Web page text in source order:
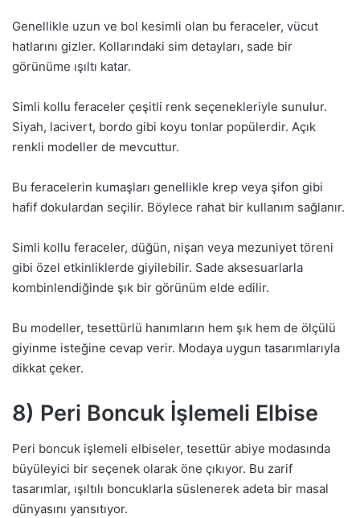
Genellikle uzun ve bol kesimli olan bu feraceler, vücut
hatlarını gizler. Kollarındaki sim detayları, sade bir
görünüme ışıltı katar.
Simli kollu feraceler çeşitli renk seçenekleriyle sunulur.
Siyah, lacivert, bordo gibi koyu tonlar popülerdir. Açık
renkli modeller de mevcuttur.
Bu feracelerin kumaşları genellikle krep veya şifon gibi
hafif dokulardan seçilir. Böylece rahat bir kullanım sağlanır.
Simli kollu feraceler, düğün, nişan veya mezuniyet töreni
gibi özel etkinliklerde giyilebilir. Sade aksesuarlarla
kombinlendiğinde şık bir görünüm elde edilir.
Bu modeller, tesettürlü hanımların hem şık hem de ölçülü
giyinme isteğine cevap verir. Modaya uygun tasarımlarıyla
dikkat çeker.
8) Peri Boncuk İşlemeli Elbise
Peri boncuk işlemeli elbiseler, tesettür abiye modasında
büyüleyici bir seçenek olarak öne çıkıyor. Bu zarif
tasarımlar, ışıltılı boncuklarla süslenerek adeta bir masal
dünyasını yansıtıyor.